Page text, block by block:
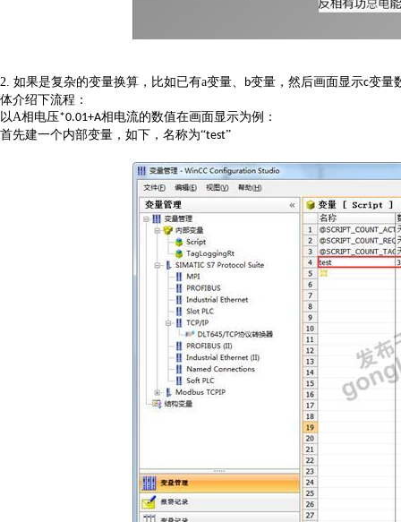
2. 如果是复杂的变量换算，比如已有a变量、 b变量，然后画面显示c变量
体介绍下流程：
以A相电压*0.01+A相电流的数值在画面显示为例：
首先建一个内部变量，如下，名称为“test”